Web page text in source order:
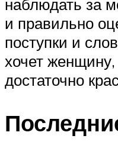
наблюдать за
и правильно
поступки и
хочет женщину,
достаточно